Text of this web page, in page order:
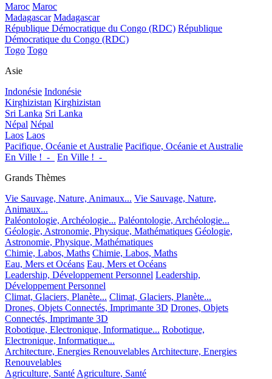
Maroc Maroc
Madagascar Madagascar
République Démocratique du Congo (RDC) République
Démocratique du Congo (RDC)
Togo Togo
Asie
Indonésie Indonésie
Kirghizistan Kirghizistan
Sri Lanka Sri Lanka
Népal Népal
Laos Laos
Pacifique, Océanie et Australie Pacifique, Océanie et Australie
En Ville !_-_
En Ville !_-_
Grands Thèmes
Vie Sauvage, Nature, Animaux... Vie Sauvage, Nature,
Animaux...
Paléontologie, Archéologie... Paléontologie, Archéologie...
Géologie, Astronomie, Physique, Mathématiques Géologie,
Astronomie, Physique, Mathématiques
Chimie, Labos, Maths Chimie, Labos, Maths
Eau, Mers et Océans Eau, Mers et Océans
Leadership, Développement Personnel Leadership,
Développement Personnel
Climat, Glaciers, Planète... Climat, Glaciers, Planète...
Drones, Objets Connectés, Imprimante 3D Drones, Objets
Connectés, Imprimante 3D
Robotique, Electronique, Informatique... Robotique,
Electronique, Informatique...
Architecture, Energies Renouvelables Architecture, Energies
Renouvelables
Agriculture, Santé Agriculture, Santé